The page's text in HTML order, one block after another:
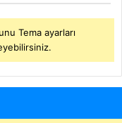
Tema ayarları